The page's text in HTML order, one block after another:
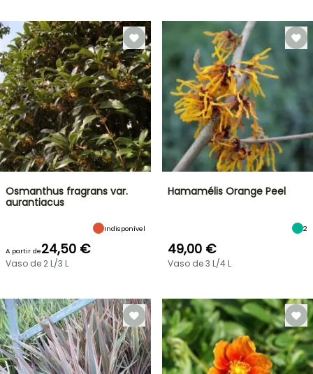
Osmanthus fragrans var.
aurantiacus
Indisponível
A partir de24,50 €
Vaso de 2 L/3 L
Hamamélis Orange Peel
2
49,00 €
Vaso de 3 L/4 L